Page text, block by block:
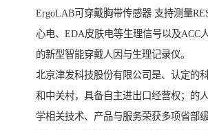
ErgoLAB可穿戴胸带传感器 支持测量
心电、EDA皮肤电等生理信号以及ACC
的新型智能穿戴人因与生理记录仪。
北京津发科技股份有限公司是、认定的
和中关村，具备自主进出口经营权；的
学相关技术、产品与服务荣获多项省部